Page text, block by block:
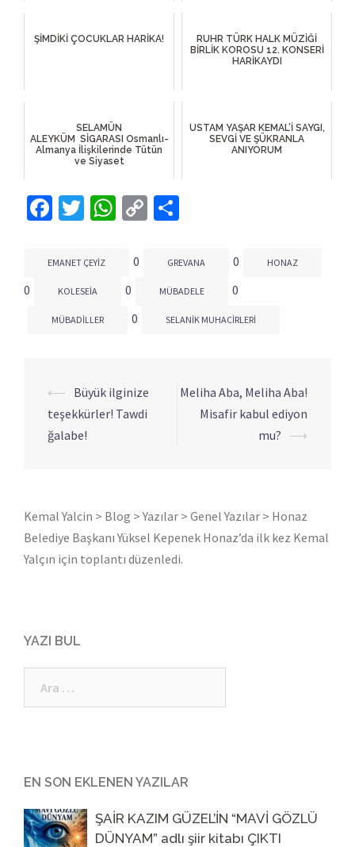
ŞİMDİKİ ÇOCUKLAR HARİKA!
RUHR TÜRK HALK MÜZİĞİ
BİRLİK KOROSU 12. KONSERİ
HARİKAYDI
SELAMÜN
ALEYKÜM SİGARASI Osmanlı-
Almanya İlişkilerinde Tütün
ve Siyaset
USTAM YAŞAR KEMAL’İ SAYGI,
SEVGİ VE ŞÜKRANLA
ANIYORUM
Facebook
Twitter
WhatsApp
Copy
EMANET ÇEYIZ 0 GREVANA 0 HONAZ
0 KOLESEIA 0 MÜBADELE 0
MÜBADILLER 0 SELANIK MUHACIRLERI
Yazı
dolaşımı
⟵ Büyük ilginize
teşekkürler! Tawdi
ğalabe!
Meliha Aba, Meliha Aba!
Misafir kabul ediyon
mu? ⟶
Kemal Yalcin > Blog >Yazılar > Genel Yazılar > Honaz
Belediye Başkanı Yüksel Kepenek Honaz’da ilk kez Kemal
Yalçın için toplantı düzenledi.
YAZI BUL
EN SON EKLENEN YAZILAR
ŞAİR KAZIM GÜZEL’İN “MAVİ GÖZLÜ
DÜNYAM” adlı şiir kitabı ÇIKTI